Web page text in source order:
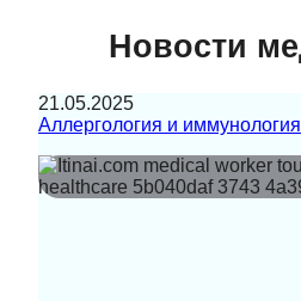
Новости
21.05.2025
Аллергология и иммунология